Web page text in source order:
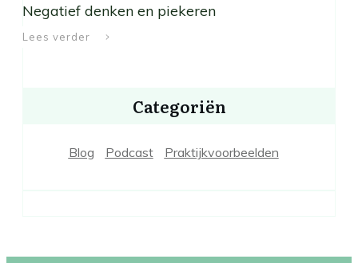
Negatief denken en piekeren
Lees verder
Categoriën
Blog Podcast Praktijkvoorbeelden